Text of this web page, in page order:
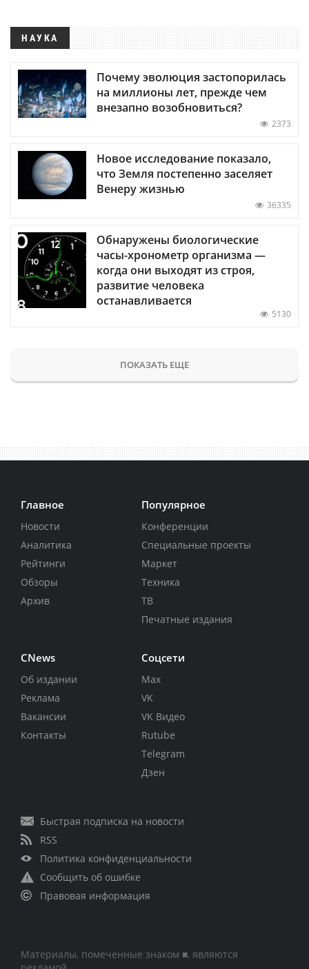
НАУКА
Почему эволюция застопорилась
на миллионы лет, прежде чем
внезапно возобновиться?
2373
Новое исследование показало,
что Земля постепенно заселяет
Венеру жизнью
36335
Обнаружены биологические
часы-хронометр организма —
когда они выходят из строя,
развитие человека
останавливается
5130
ПОКАЗАТЬ ЕЩЕ
Главное
Новости
Аналитика
Рейтинги
Обзоры
Архив
Популярное
Конференции
Специальные проекты
Маркет
Техника
ТВ
Печатные издания
CNews
Об издании
Реклама
Вакансии
Контакты
Соцсети
Max
VK
VK Видео
Rutube
Telegram
Дзен
Быстрая подписка на новости
RSS
Политика конфиденциальности
Сообщить об ошибке
Правовая информация
Материалы, помеченные знаком ■, являются